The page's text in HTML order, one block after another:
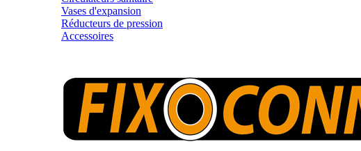
Vases d'expansion
Réducteurs de pression
Accessoires